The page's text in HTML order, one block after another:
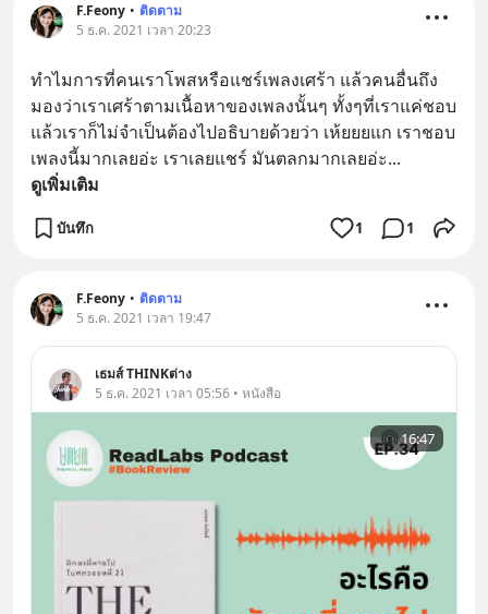
F.Feony • ติดตาม
5 ธ.ค. 2021 เวลา 20:23
ทำไมการที่คนเราโพสหรือแชร์เพลงเศร้า แล้วคนอื่นถึง
มองว่าเราเศร้าตามเนื้อหาของเพลงนั้นๆ ทั้งๆที่เราแค่ชอบ
แล้วเราก็ไม่จำเป็นต้องไปอธิบายด้วยว่า เห้ยยยแก เราชอบ
เพลงนี้มากเลยอ่ะ เราเลยแชร์ มันตลกมากเลยอ่ะ...
ดูเพิ่มเติม
บันทึก 1 1
F.Feony • ติดตาม
5 ธ.ค. 2021 เวลา 19:47
เธมส์ THINKต่าง
5 ธ.ค. 2021 เวลา 05:56 • หนังสือ
16:47